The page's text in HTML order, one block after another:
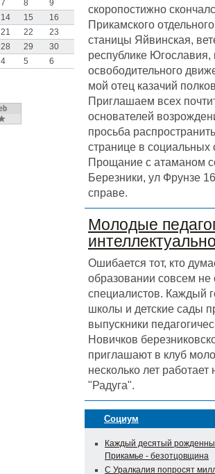
скоропостижно
Прикамского
станицы Яйвинская,
республике
освободительного
мой отец казачий
Приглашаем всех
основателей
просьба
странице в
Прощание с атаманом
Березники, ул Фрунзе
справе.
Молодые
Ошибается тот, кто
образовании совсем
специалистов. Каждый
школы и детские сады
выпускники
Новичков
приглашают в клуб
несколько лет
"Радуга".
Социум
Каждый десятый
Прикамье - безотцовщина
С Уралкалия попросят
7 8
9
14 15
16
21 22
23
28 29
30
4 5 6